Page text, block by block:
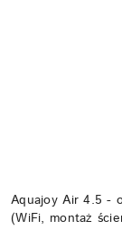
Aquajoy Air 4.5 -
(WiFi, montaż